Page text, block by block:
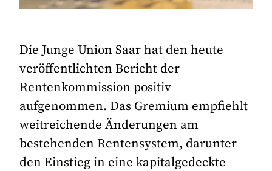
Die Junge Union Saar hat den heute
veröffentlichten Bericht der
Rentenkommission positiv
aufgenommen. Das Gremium empfiehlt
weitreichende Änderungen am
bestehenden Rentensystem, darunter
den Einstieg in eine kapitalgedeckte